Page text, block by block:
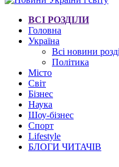
ВСІ РОЗДІЛИ
Головна
Україна
Всі новини
Політика
Місто
Світ
Бізнес
Наука
Шоу-бізнес
Спорт
Lifestyle
БЛОГИ ЧИТАЧІВ